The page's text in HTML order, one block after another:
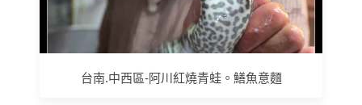
台南.中西區-阿川紅燒青蛙。鱔魚意麵